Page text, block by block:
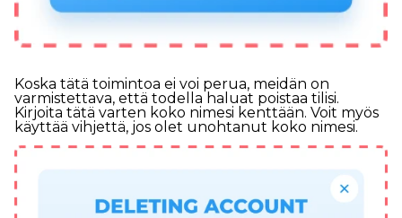
Koska tätä toimintoa ei voi perua, meidän on
varmistettava, että todella haluat poistaa tilisi.
Kirjoita tätä varten koko nimesi kenttään. Voit myös
käyttää vihjettä, jos olet unohtanut koko nimesi.